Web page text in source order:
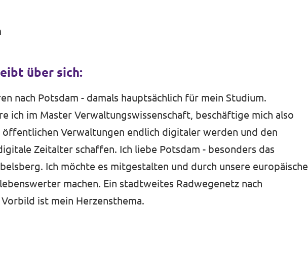
über sich:
nach Potsdam - damals hauptsächlich für mein Studium.
ich im Master Verwaltungswissenschaft, beschäftige mich also
öffentlichen Verwaltungen endlich digitaler werden und den
Zeitalter schaffen. Ich liebe Potsdam - besonders das
Ich möchte es mitgestalten und durch unsere europäische
machen. Ein stadtweites Radwegenetz nach
ist mein Herzensthema.